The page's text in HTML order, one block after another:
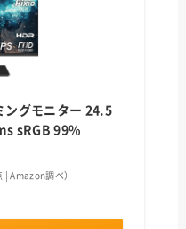
ングモニター 24.5
sRGB 99%
Amazon調べ）